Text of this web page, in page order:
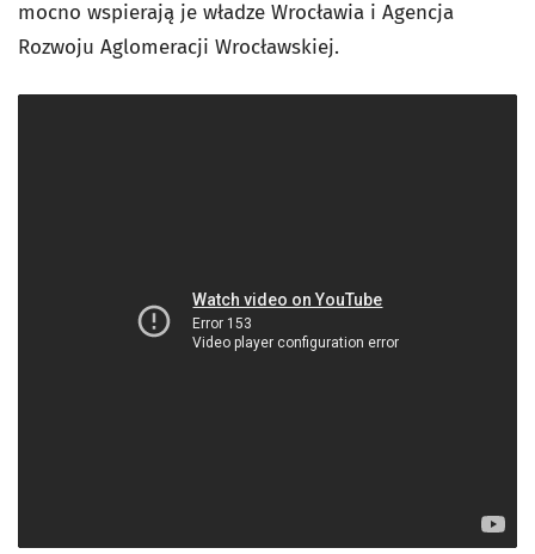
mocno wspierają je władze Wrocławia i Agencja
Rozwoju Aglomeracji Wrocławskiej.